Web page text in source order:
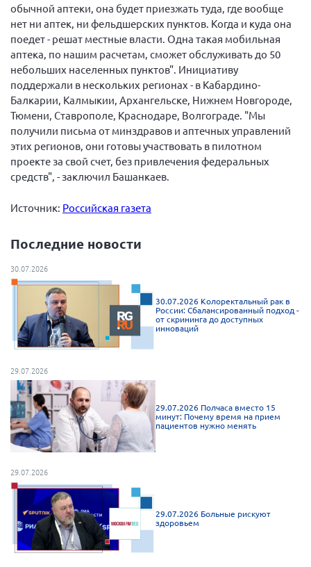
обычной аптеки, она будет приезжать туда, где вообще
нет ни аптек, ни фельдшерских пунктов. Когда и куда она
поедет - решат местные власти. Одна такая мобильная
аптека, по нашим расчетам, сможет обслуживать до 50
небольших населенных пунктов". Инициативу
поддержали в нескольких регионах - в Кабардино-
Балкарии, Калмыкии, Архангельске, Нижнем Новгороде,
Тюмени, Ставрополе, Краснодаре, Волгограде. "Мы
получили письма от минздравов и аптечных управлений
этих регионов, они готовы участвовать в пилотном
проекте за свой счет, без привлечения федеральных
средств", - заключил Башанкаев.
Источник: Российская газета
Последние новости
30.07.2026
30.07.2026 Колоректальный рак в
России: Сбалансированный подход -
от скрининга до доступных
инноваций
29.07.2026
29.07.2026 Полчаса вместо 15
минут: Почему время на прием
пациентов нужно менять
29.07.2026
29.07.2026 Больные рискуют
здоровьем